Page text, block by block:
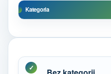
Kategoria